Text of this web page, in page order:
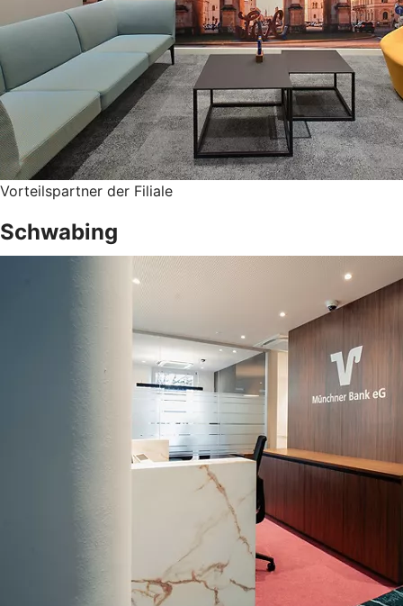
Vorteilspartner der Filiale
Schwabing